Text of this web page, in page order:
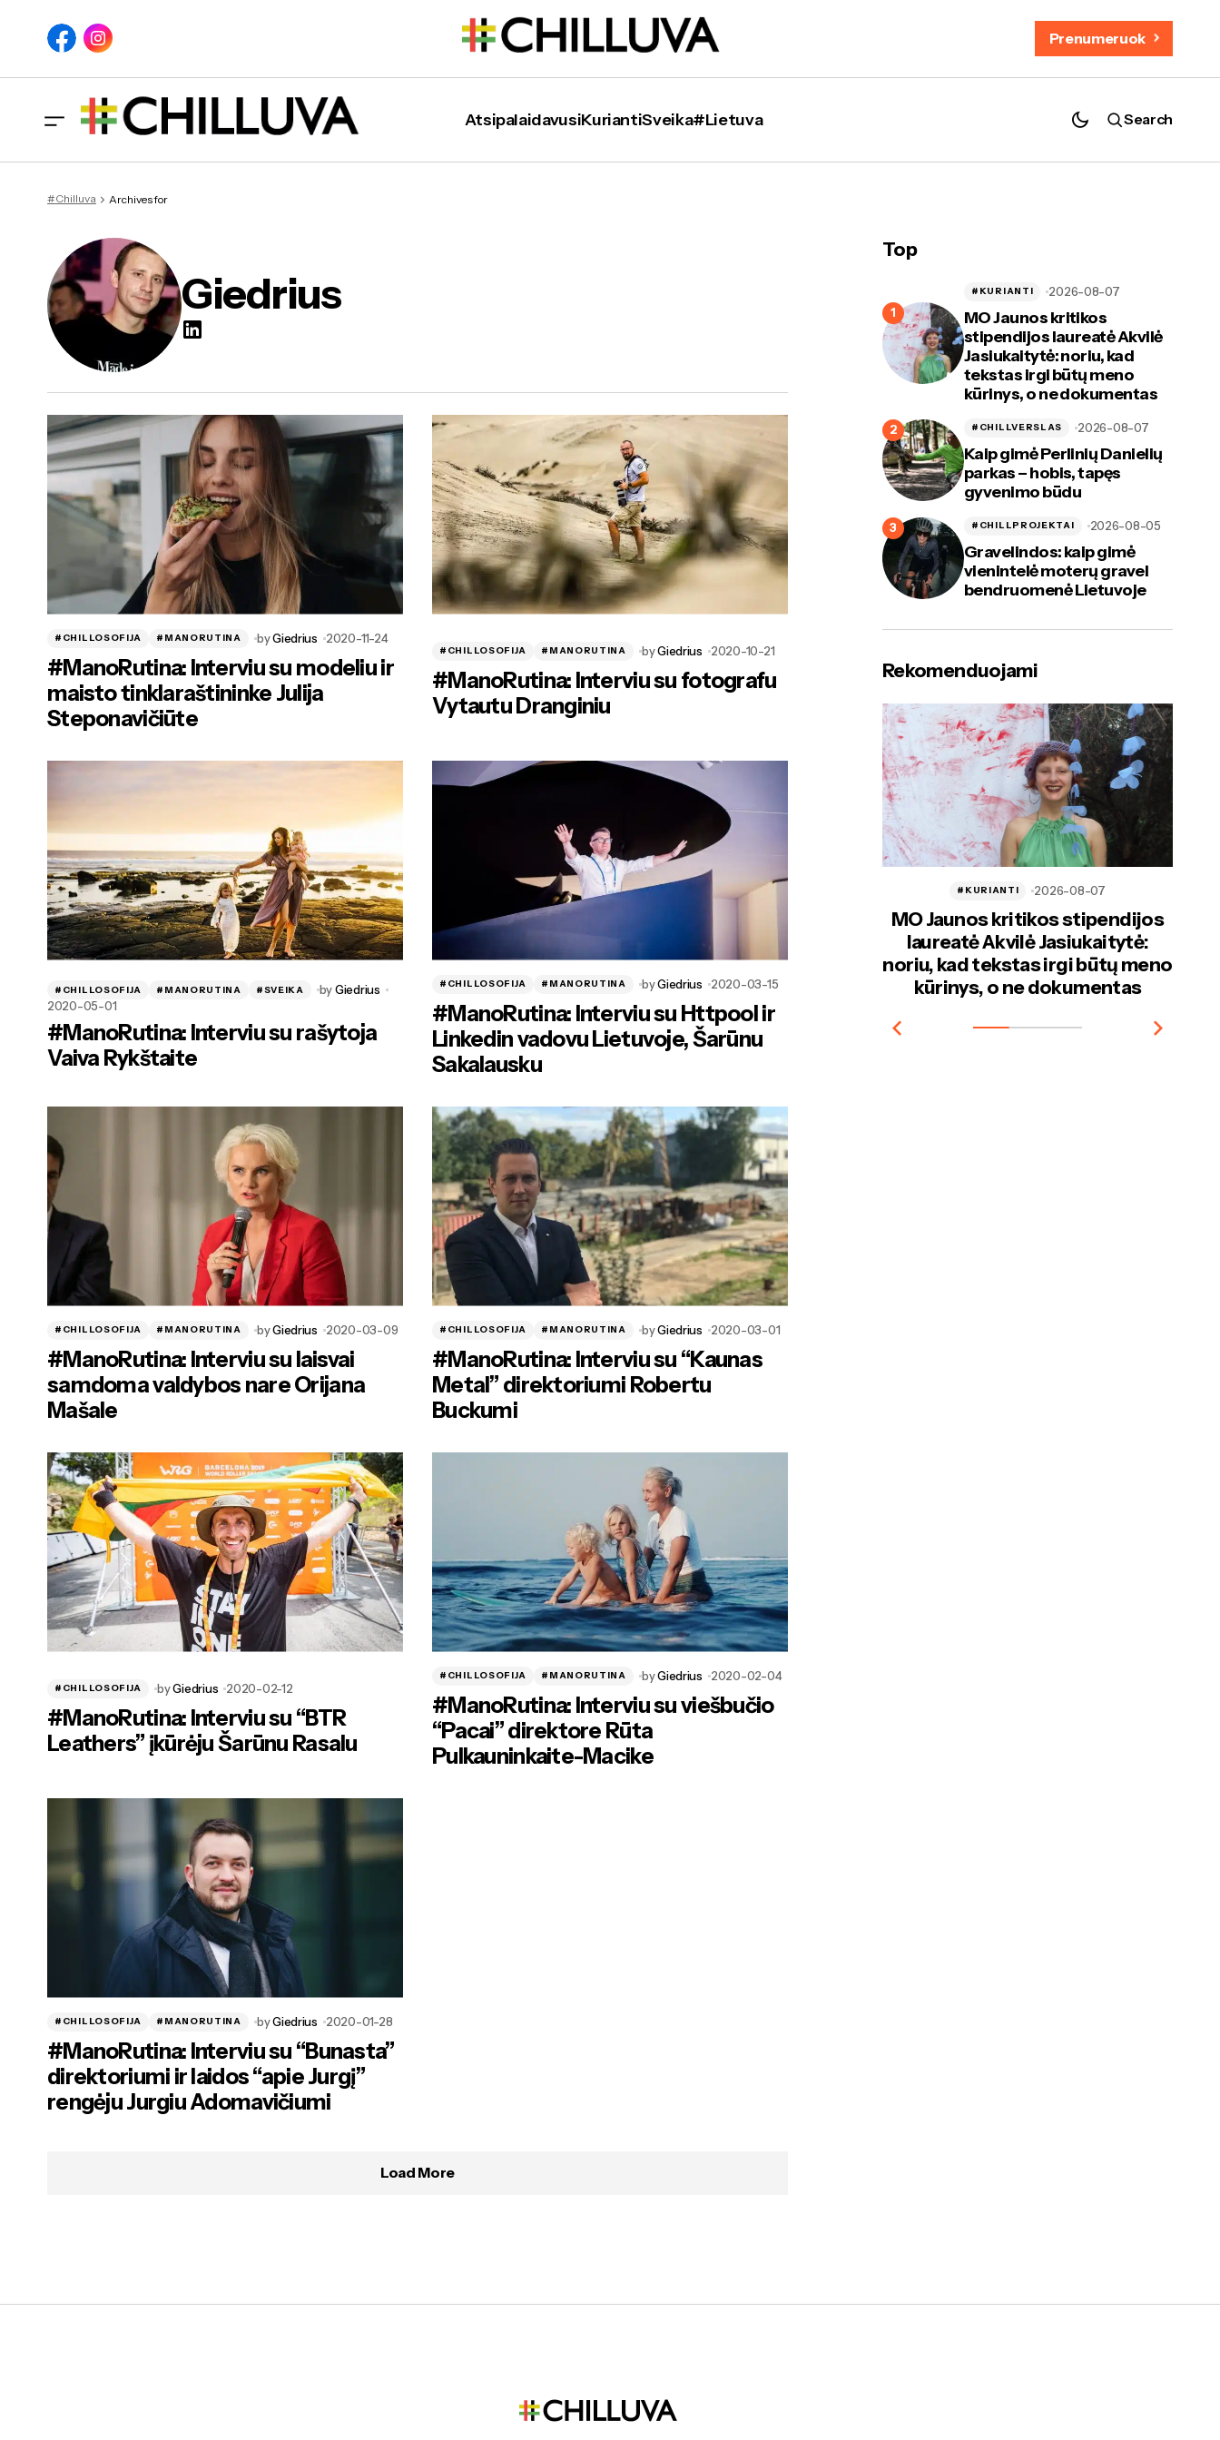
Prenumeruok
AtsipalaidavusiKuriantiSveika#Lietuva Search
#Chilluva Archives for
Giedrius
#CHILLOSOFIJA #MANORUTINA byGiedrius 2020-11-24
#ManoRutina: Interviu su modeliu ir
maisto tinklaraštininke Julija
Steponavičiūte
#CHILLOSOFIJA #MANORUTINA byGiedrius 2020-10-21
#ManoRutina: Interviu su fotografu
Vytautu Dranginiu
#CHILLOSOFIJA #MANORUTINA #SVEIKA byGiedrius
2020-05-01
#ManoRutina: Interviu su rašytoja
Vaiva Rykštaite
#CHILLOSOFIJA #MANORUTINA byGiedrius 2020-03-15
#ManoRutina: Interviu su Httpool ir
Linkedin vadovu Lietuvoje, Šarūnu
Sakalausku
#CHILLOSOFIJA #MANORUTINA byGiedrius 2020-03-09
#ManoRutina: Interviu su laisvai
samdoma valdybos nare Orijana
Mašale
#CHILLOSOFIJA #MANORUTINA byGiedrius 2020-03-01
#ManoRutina: Interviu su “Kaunas
Metal” direktoriumi Robertu
Buckumi
#CHILLOSOFIJA byGiedrius 2020-02-12
#ManoRutina: Interviu su “BTR
Leathers” įkūrėju Šarūnu Rasalu
#CHILLOSOFIJA #MANORUTINA byGiedrius 2020-02-04
#ManoRutina: Interviu su viešbučio
“Pacai” direktore Rūta
Pulkauninkaite-Macike
#CHILLOSOFIJA #MANORUTINA byGiedrius 2020-01-28
#ManoRutina: Interviu su “Bunasta”
direktoriumi ir laidos “apie Jurgį”
rengėju Jurgiu Adomavičiumi
Load More
Top
MO Jaunos kritikos
stipendijos laureatė Akvilė
Jasiukaitytė: noriu, kad
tekstas irgi būtų meno
kūrinys, o ne dokumentas
#KURIANTI 2026-08-07
Kaip gimė Perlinių Danielių
parkas – hobis, tapęs
gyvenimo būdu
#CHILLVERSLAS 2026-08-07
Gravelindos: kaip gimė
vienintelė moterų gravel
bendruomenė Lietuvoje
#CHILLPROJEKTAI 2026-08-05
Rekomenduojami
MO Jaunos kritikos stipendijos
laureatė Akvilė Jasiukaitytė:
noriu, kad tekstas irgi būtų meno
kūrinys, o ne dokumentas
#KURIANTI
Kaip gimė Perlinių Danielių
parkas – hobis, tapęs gyvenimo
būdu
#CHILLVERSLAS 2026-08-07